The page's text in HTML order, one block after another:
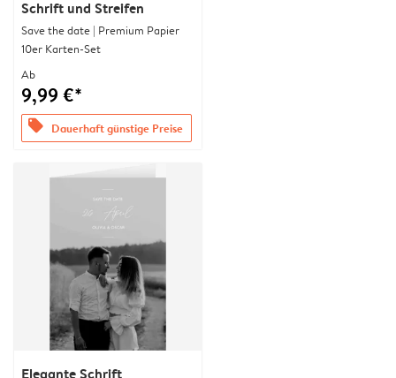
Schrift und Streifen
Save the date | Premium Papier
10er Karten-Set
Ab
9,99 €*
offers Dauerhaft günstige Preise
Elegante Schrift